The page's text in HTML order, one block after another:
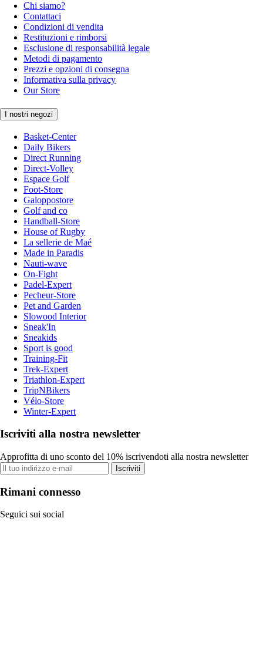
Chi siamo?
Contattaci
Condizioni di vendita
Restituzioni e rimborsi
Esclusione di responsabilità legale
Metodi di pagamento
Prezzi e opzioni di consegna
Informativa sulla privacy
Our Store
I nostri negozi
Basket-Center
Daily Bikers
Direct Running
Direct-Volley
Espace Golf
Foot-Store
Galoppostore
Golf and co
Handball-Store
House of Rugby
La sellerie de Maé
Made in Paradis
Nauti-wave
On-Fight
Padel-Expert
Pecheur-Store
Pet and Garden
Slowood Interior
Sneak'In
Sneakids
Sport is good
Training-Fit
Trek-Expert
Triathlon-Expert
TripNBikers
Vélo-Store
Winter-Expert
Iscriviti alla nostra newsletter
Approfitta di uno sconto del 10% iscrivendoti alla nostra newsletter
Iscriviti
Rimani connesso
Seguici sui social